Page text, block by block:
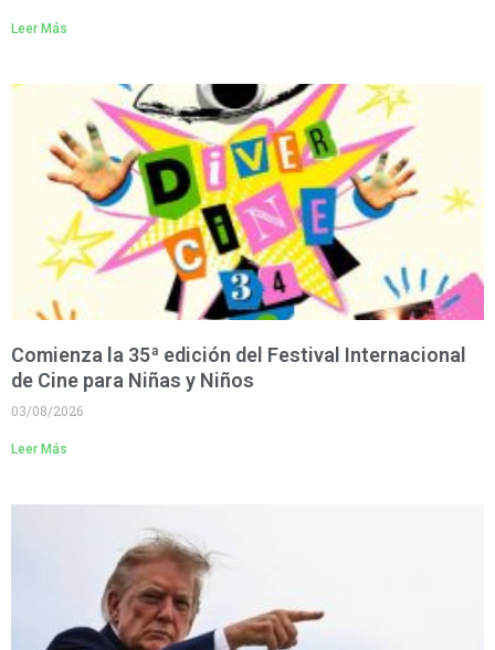
Leer Más
Comienza la 35ª edición del Festival Internacional
de Cine para Niñas y Niños
03/08/2026
Leer Más